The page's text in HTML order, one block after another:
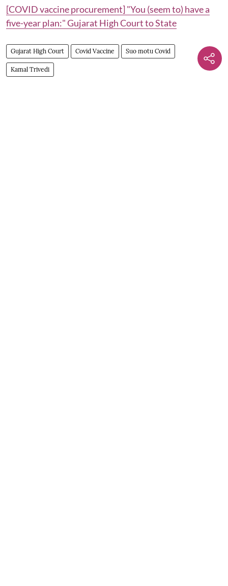
[COVID vaccine procurement] "You (seem to) have a
five-year plan:" Gujarat High Court to State
Gujarat High Court Covid Vaccine Suo motu Covid
Kamal Trivedi